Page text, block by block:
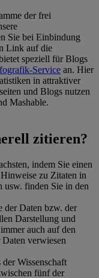
der frei
Sie bei Einbindung
Link auf die
speziell für Blogs
Service an. Hier
in attraktiver
und Blogs nutzen
Mashable.
zitieren?
indem Sie einen
zu Zitaten in
usw. finden Sie in den
der Daten bzw. der
Darstellung und
auch auf den
verwiesen
Wissenschaft
fünf der